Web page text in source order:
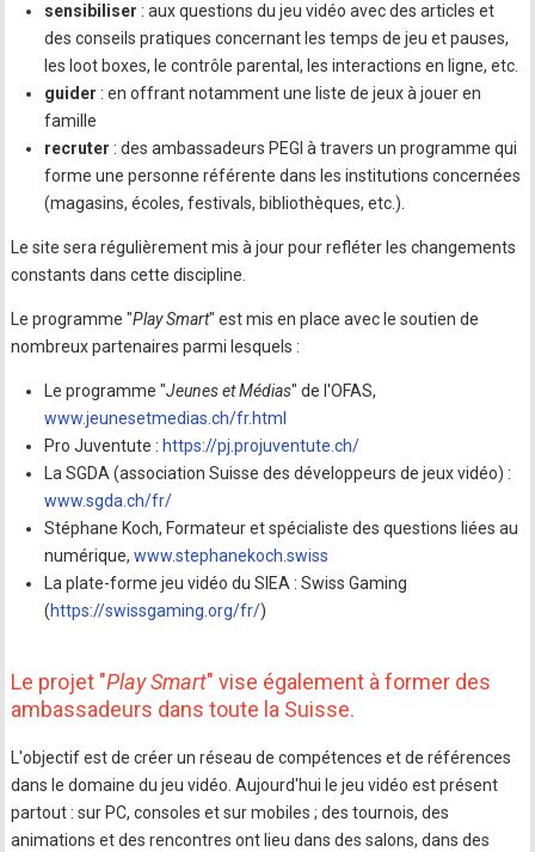
sensibiliser : aux questions du jeu vidéo avec des articles et
des conseils pratiques concernant les temps de jeu et pauses,
les loot boxes, le contrôle parental, les interactions en ligne, etc.
guider : en offrant notamment une liste de jeux à jouer en
famille
recruter : des ambassadeurs PEGI à travers un programme qui
forme une personne référente dans les institutions concernées
(magasins, écoles, festivals, bibliothèques, etc.).
Le site sera régulièrement mis à jour pour refléter les changements
constants dans cette discipline.
Le programme "Play Smart" est mis en place avec le soutien de
nombreux partenaires parmi lesquels :
Le programme "Jeunes et Médias" de l'OFAS,
www.jeunesetmedias.ch/fr.html
Pro Juventute : https://pj.projuventute.ch/
La SGDA (association Suisse des développeurs de jeux vidéo) :
www.sgda.ch/fr/
Stéphane Koch, Formateur et spécialiste des questions liées au
numérique,www.stephanekoch.swiss
La plate-forme jeu vidéo du SIEA : Swiss Gaming
(https://swissgaming.org/fr/)
Le projet "Play Smart" vise également à former des
ambassadeurs dans toute la Suisse.
L'objectif est de créer un réseau de compétences et de références
dans le domaine du jeu vidéo. Aujourd'hui le jeu vidéo est présent
partout : sur PC, consoles et sur mobiles ; des tournois, des
animations et des rencontres ont lieu dans des salons, dans des